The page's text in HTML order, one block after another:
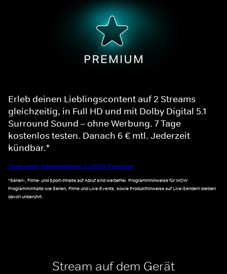
Erleb deinen Lieblingscontent auf 2 Streams
gleichzeitig, in Full HD und mit Dolby Digital 5.1
Surround Sound – ohne Werbung. 7 Tage
kostenlos testen. Danach 6 € mtl. Jederzeit
kündbar.*
Noch mehr Informationen zu WOW Premium
*Serien-, Filme- und Sport-Inhalte auf Abruf sind werbefrei. Programmhinweise für WOW
Programminhalte wie Serien, Filme und Live-Events, sowie Produkthinweise auf Live-Sendern bleiben
davon unberührt.
Stream auf dem Gerät